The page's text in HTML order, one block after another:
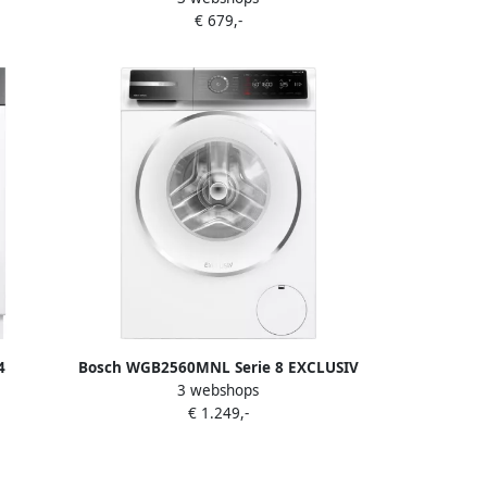
met
€ 679,-
Bosch WGB2560MNL Serie 8 EXCLUSIV
Wasmachine
3 webshops
€ 1.249,-